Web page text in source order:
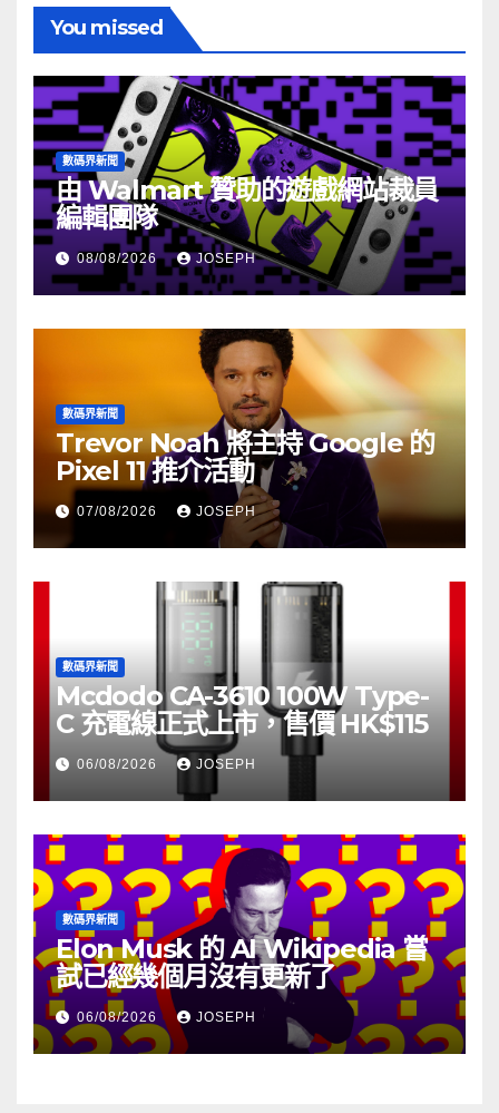
You missed
數碼界新聞
由 Walmart 贊助的遊戲網站裁員
編輯團隊
08/08/2026 JOSEPH
數碼界新聞
Trevor Noah 將主持 Google 的
Pixel 11 推介活動
07/08/2026 JOSEPH
數碼界新聞
Mcdodo CA-3610 100W Type-
C 充電線正式上市，售價 HK$115
06/08/2026 JOSEPH
數碼界新聞
Elon Musk 的 AI Wikipedia 嘗
試已經幾個月沒有更新了
06/08/2026 JOSEPH